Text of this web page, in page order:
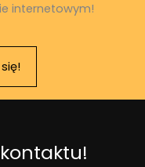
internetowym!